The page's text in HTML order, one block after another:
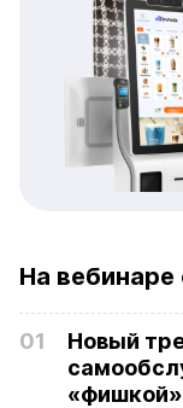
На
01
Новый